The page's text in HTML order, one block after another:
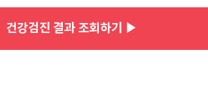
건강검진 결과 조회하기 ▶